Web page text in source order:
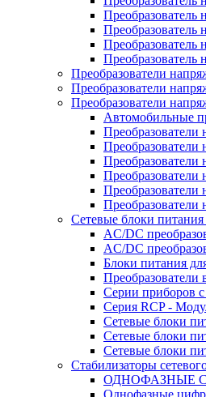
Преобразователь
Преобразователь
Преобразователь
Преобразователь
Преобразователи
Преобразователи
Преобразователи
Автомобильные
Преобразователи
Преобразователи
Преобразователи
Преобразователи
Преобразователи
Преобразователи
Сетевые блоки
AC/DC
AC/DC
Блоки питания
Преобразователи
Серии приборов
Серия RCP -
Сетевые блоки
Сетевые блоки
Сетевые блоки
Стабилизаторы
ОДНОФАЗНЫЕ
Однофазные